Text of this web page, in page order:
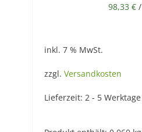
98,33 € /
inkl. 7 % MwSt.
zzgl. Versandkosten
Lieferzeit: 2 - 5 Werktage